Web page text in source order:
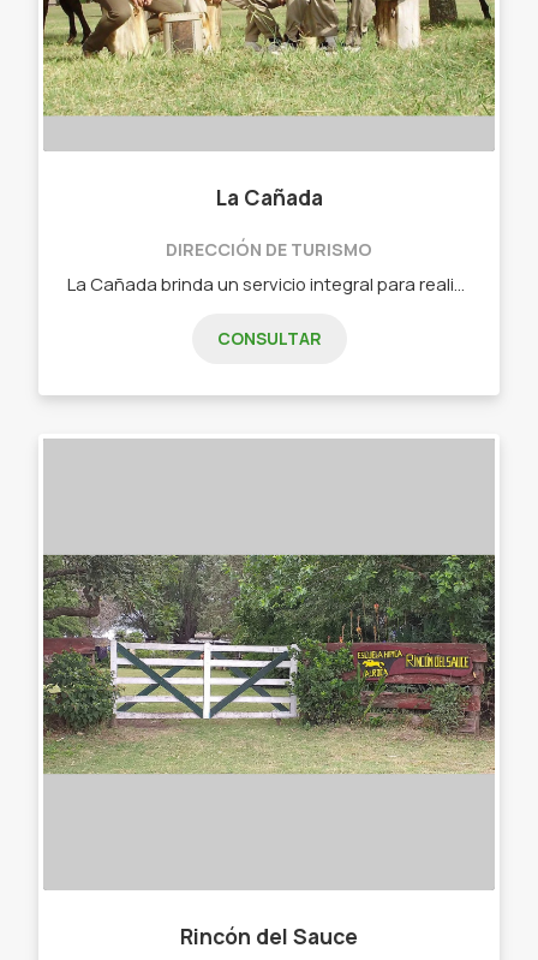
La Cañada
DIRECCIÓN DE TURISMO
CONSULTAR
Rincón del Sauce